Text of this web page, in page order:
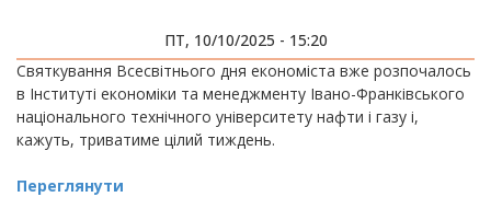
ПТ, 10/10/2025 - 15:20
Святкування Всесвітнього дня економіста вже розпочалось
в Інституті економіки та менеджменту Івано-Франківського
національного технічного університету нафти і газу і,
кажуть, триватиме цілий тиждень.
Переглянути